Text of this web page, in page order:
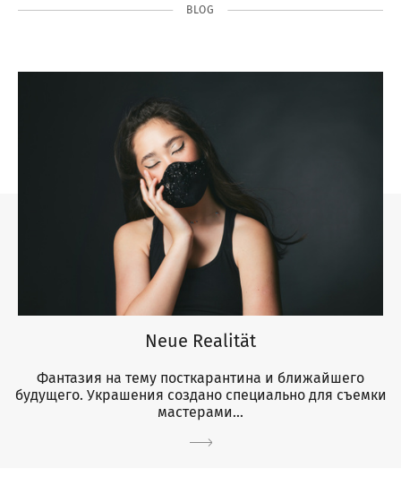
BLOG
Neue Realität
Фантазия на тему посткарантина и ближайшего
будущего. Украшения создано специально для съемки
мастерами...